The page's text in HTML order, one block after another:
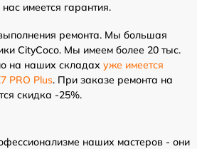
имеется гарантия.
ремонта. Мы большая
CityCoco. Мы имеем более 20 тыс.
на наших складах уже имеется
PRO Plus. При заказе ремонта на
скидка -25%.
наших мастеров - они